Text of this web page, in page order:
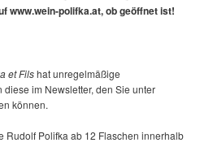
www.wein-polifka.at, ob geöffnet ist!
et Filshat unregelmäßige
im Newsletter, den Sie unter
können.
Rudolf Polifka ab 12 Flaschen innerhalb